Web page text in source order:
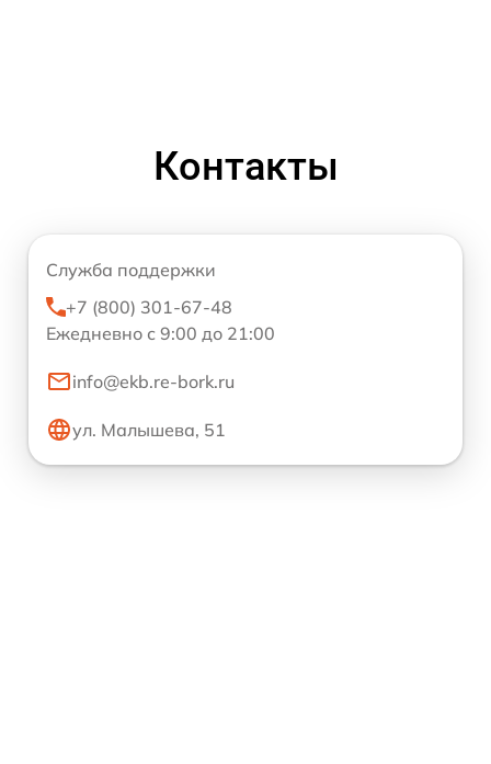
Контакты
Служба поддержки
+7 (800) 301-67-48
Ежедневно с 9:00 до 21:00
info@ekb.re-bork.ru
ул. Малышева, 51